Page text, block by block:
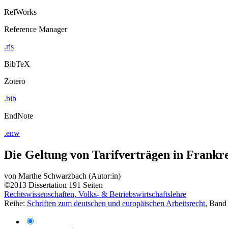
RefWorks
Reference Manager
.ris
BibTeX
Zotero
.bib
EndNote
.enw
Die Geltung von Tarifverträgen in
von Marthe Schwarzbach (Autor:in)
©2013 Dissertation 191 Seiten
Rechtswissenschaften, Volks- & Betriebswirtschaftslehre
Reihe: Schriften zum deutschen und europäischen Arbeitsrecht, Band